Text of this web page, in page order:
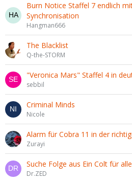
Burn Notice Staffel 7 endlich
Synchronisation
Hangman666
The Blacklist
Q-the-STORM
"Veronica Mars" Staffel 4 in
sebbil
Criminal Minds
Nicole
Alarm für Cobra 11 in der
Zurayi
Suche Folge aus Ein Colt für
Dr.ZED